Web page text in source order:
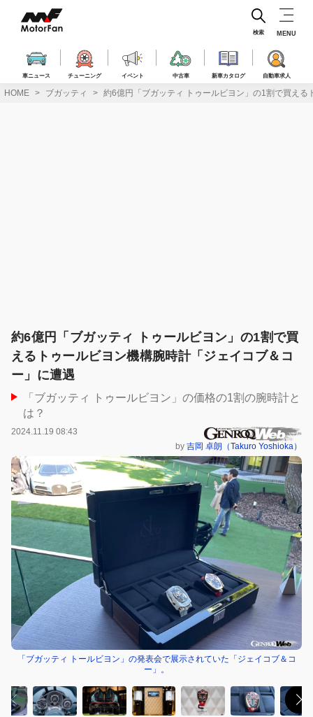
ス
車ニュース チューニング イベント 中古車 新車カタログ 自動車求人
検索 MENU
HOME ブガッティ 約6億円「ブガッティ トゥールビヨン」の1割で買え
約6億円「ブガッティ トゥールビヨン」の1割で買
えるトゥールビヨン機構腕時計「ジェイコブ＆コ
ー」に遭遇
「ブガッティ トゥールビヨン」の価格の1割の腕時計と
は？
2024.11.19 08:43
by 吉岡 卓朗（Takuro Yoshioka）
「ブガッティ トールビヨン」の発表会で展示されていた「ジェイコブ＆コ
ー」。